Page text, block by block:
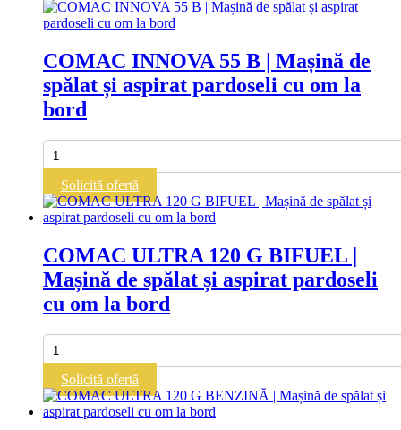
COMAC INNOVA 55 B | Mașină de
spălat și aspirat pardoseli cu om la
bord
Cantitate
COMAC
INNOVA
55
B
|
de
spălat
și
aspirat
cu
om
bord
Solicită ofertă
COMAC ULTRA 120 G BIFUEL |
Mașină de spălat și aspirat pardoseli
cu om la bord
Cantitate
COMAC
ULTRA
120
G
BIFUEL
Solicită ofertă